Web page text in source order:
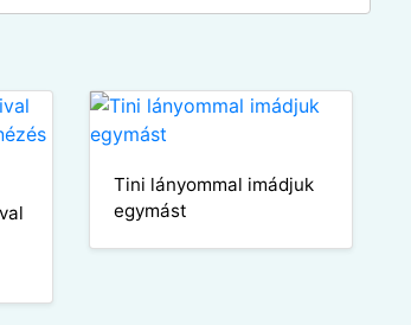
Tini lányommal imádjuk
egymást